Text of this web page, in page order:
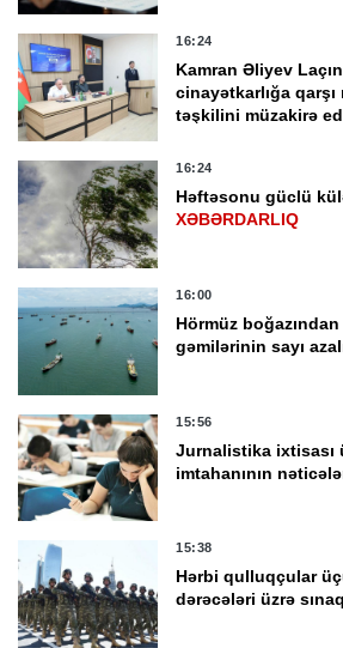
16:24
Kamran Əliyev
cinayətkarlığa
təşkilini müzakirə
16:24
Həftəsonu güclü
XƏBƏRDARLIQ
16:00
Hörmüz
gəmilərinin sayı
15:56
Jurnalistika ixtisası
imtahanının
15:38
Hərbi qulluqçular
dərəcələri üzrə